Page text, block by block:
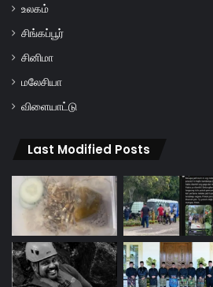
உலகம்
சிங்கப்பூர்
சினிமா
மலேசியா
விளையாட்டு
Last Modified Posts